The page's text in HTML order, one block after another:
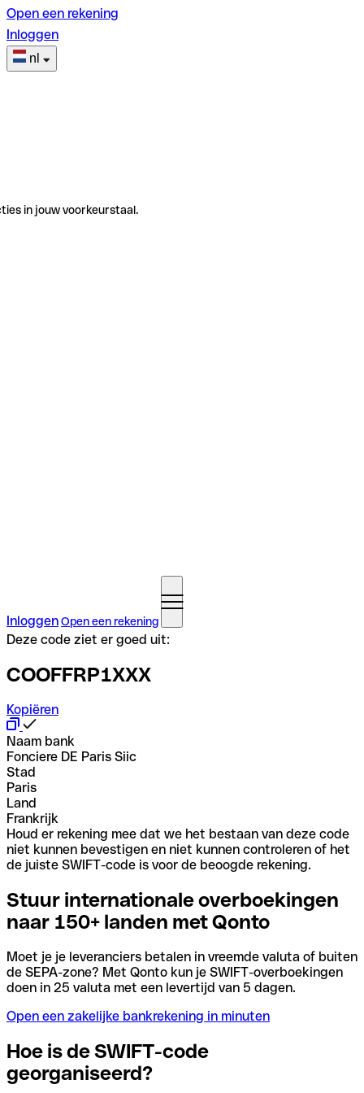
Open een rekening
Inloggen
nl
in jouw voorkeurstaal.
InloggenOpen een rekening
Deze code ziet er goed uit:
COOFFRP1XXX
Kopiëren
Naam bank
Fonciere DE Paris Siic
Stad
Paris
Land
Frankrijk
Houd er rekening mee dat we het bestaan van deze code
niet kunnen bevestigen en niet kunnen controleren of het
de juiste SWIFT-code is voor de beoogde rekening.
Stuur internationale overboekingen
naar 150+ landen met Qonto
Moet je je leveranciers betalen in vreemde valuta of buiten
de SEPA-zone? Met Qonto kun je SWIFT-overboekingen
doen in 25 valuta met een levertijd van 5 dagen.
Open een zakelijke bankrekening in minuten
Hoe is de SWIFT-code
georganiseerd?